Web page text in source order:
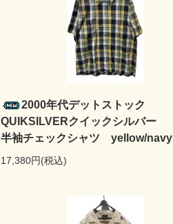
2000年代デットストック
QUIKSILVERクイックシルバー
半袖チェックシャツ yellow/navy
17,380円(税込)